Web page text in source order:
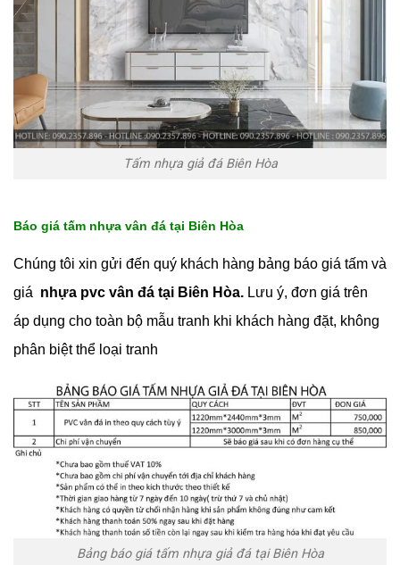
Tấm nhựa giả đá Biên Hòa
Báo giá tấm nhựa vân đá tại Biên Hòa
Chúng tôi xin gửi đến quý khách hàng bảng báo giá tấm và
giá nhựa pvc vân đá tại Biên Hòa. Lưu ý, đơn giá trên
áp dụng cho toàn bộ mẫu tranh khi khách hàng đặt, không
phân biệt thể loại tranh
Bảng báo giá tấm nhựa giả đá tại Biên Hòa